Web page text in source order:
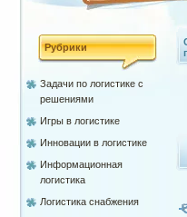
Рубрики
Задачи по логистике с
решениями
Игры в логистике
Инновации в логистике
Информационная
логистика
Логистика снабжения